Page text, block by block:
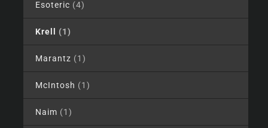
Esoteric (4)
Krell (1)
Marantz (1)
McIntosh (1)
Naim (1)